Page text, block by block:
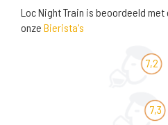
Loc Night Train is beoordeeld
onze Bierista's
7,2
7,3